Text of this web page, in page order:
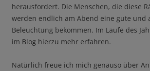
herausfordert. Die Menschen, die diese
werden endlich am Abend eine gute und
Beleuchtung bekommen. Im Laufe des
im Blog hierzu mehr erfahren.
Natürlich freue ich mich genauso über